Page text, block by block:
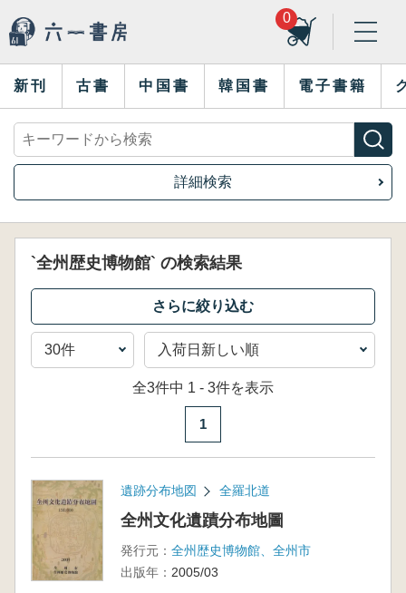
0
新刊 古書 中国書 韓国書 電子書籍
詳細検索
`全州歴史博物館` の検索結果
全3件中 1 - 3件を表示
1
遺跡分布地図 全羅北道
全州文化遺蹟分布地圖
発行元： 全州歴史博物館、全州市
出版年： 2005/03